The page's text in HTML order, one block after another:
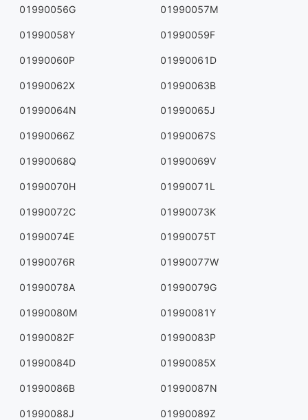
01990056G 01990057M
01990058Y 01990059F
01990060P 01990061D
01990062X 01990063B
01990064N 01990065J
01990066Z 01990067S
01990068Q 01990069V
01990070H 01990071L
01990072C 01990073K
01990074E 01990075T
01990076R 01990077W
01990078A 01990079G
01990080M 01990081Y
01990082F 01990083P
01990084D 01990085X
01990086B 01990087N
01990088J 01990089Z